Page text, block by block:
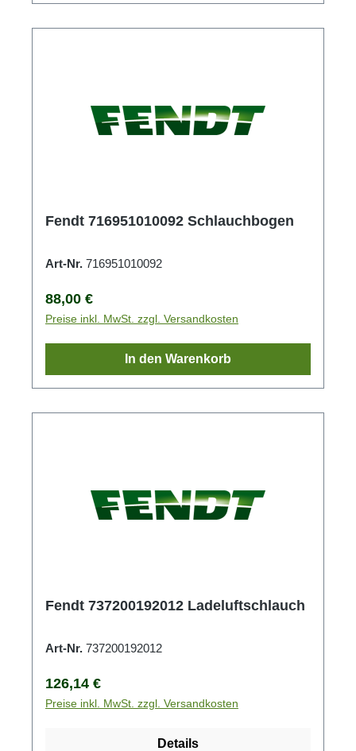
Fendt 716951010092 Schlauchbogen
Art-Nr. 716951010092
Regulärer Preis:
88,00 €
Preise inkl. MwSt. zzgl. Versandkosten
In den Warenkorb
Fendt 737200192012 Ladeluftschlauch
Art-Nr. 737200192012
Regulärer Preis:
126,14 €
Preise inkl. MwSt. zzgl. Versandkosten
Details